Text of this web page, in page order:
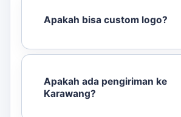
Apakah bisa custom logo?
Apakah ada pengiriman ke
Karawang?